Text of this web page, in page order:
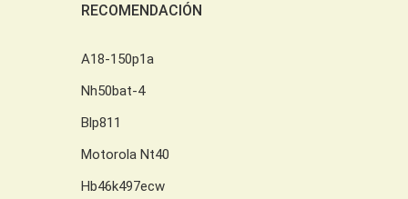
RECOMENDACIÓN
A18-150p1a
Nh50bat-4
Blp811
Motorola Nt40
Hb46k497ecw